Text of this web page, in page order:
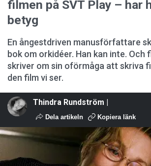
filmen på SVT Play – har
betyg
En ångestdriven manusförfattare
bok om orkidéer. Han kan inte. Och
skriver om sin oförmåga att skriva
den film vi ser.
Thindra Rundström |
Dela artikeln Kopiera länk